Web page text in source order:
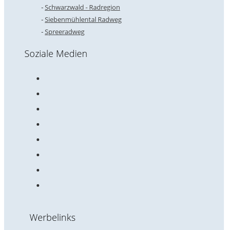
Schwarzwald - Radregion
Siebenmühlental Radweg
Spreeradweg
Soziale Medien
Werbelinks